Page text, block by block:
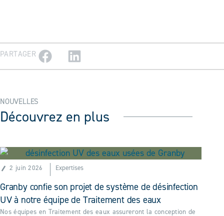
PARTAGER
NOUVELLES
Découvrez en plus
2 juin 2026 Expertises
Granby confie son projet de système de désinfection
UV à notre équipe de Traitement des eaux
Nos équipes en Traitement des eaux assureront la conception de